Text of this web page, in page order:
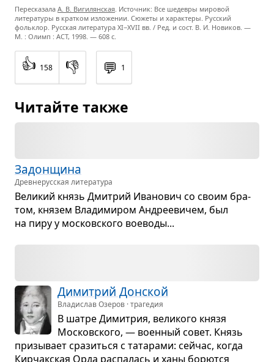
Пересказала А. В. Вигилянская. Источник: Все шедевры мировой
литературы в кратком изложении. Сюжеты и характеры. Русский
фольклор. Русская литература XI−XVII вв. / Ред. и сост. В. И. Новиков. —
М. : Олимп : ACT, 1998. — 608 с.
👍 158 👎 💬 1
Читайте также
Задон­щина
Древне­русская литература
Вели­кий князь Дмит­рий Ива­но­вич со своим бра­
том, кня­зем Вла­ди­ми­ром Андре­еви­чем, был
на пиру у москов­ского вое­воды...
Димит­рий Дон­ской
Владислав Озеров · трагедия
В шатре Димит­рия, вели­кого князя
Москов­ского, — воен­ный совет. Князь
при­зы­вает сра­зиться с тата­рами: сейчас, когда
Кир­чак­ская Орда рас­па­лась и ханы борются